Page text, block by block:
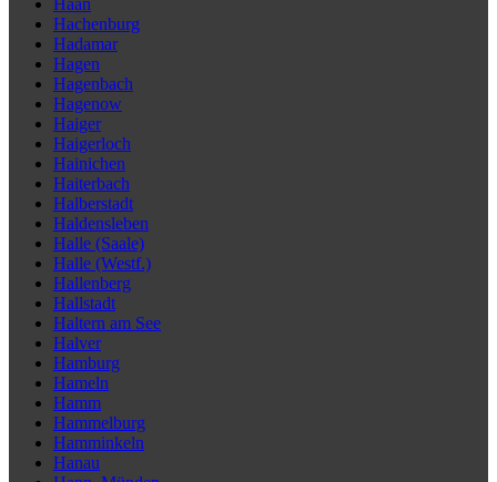
Haan
Hachenburg
Hadamar
Hagen
Hagenbach
Hagenow
Haiger
Haigerloch
Hainichen
Haiterbach
Halberstadt
Haldensleben
Halle (Saale)
Halle (Westf.)
Hallenberg
Hallstadt
Haltern am See
Halver
Hamburg
Hameln
Hamm
Hammelburg
Hamminkeln
Hanau